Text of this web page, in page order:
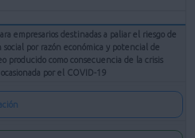
empresarios destinadas a paliar el riesgo de
social por razón económica y potencial de
producido como consecuencia de la crisis
por el COVID-19